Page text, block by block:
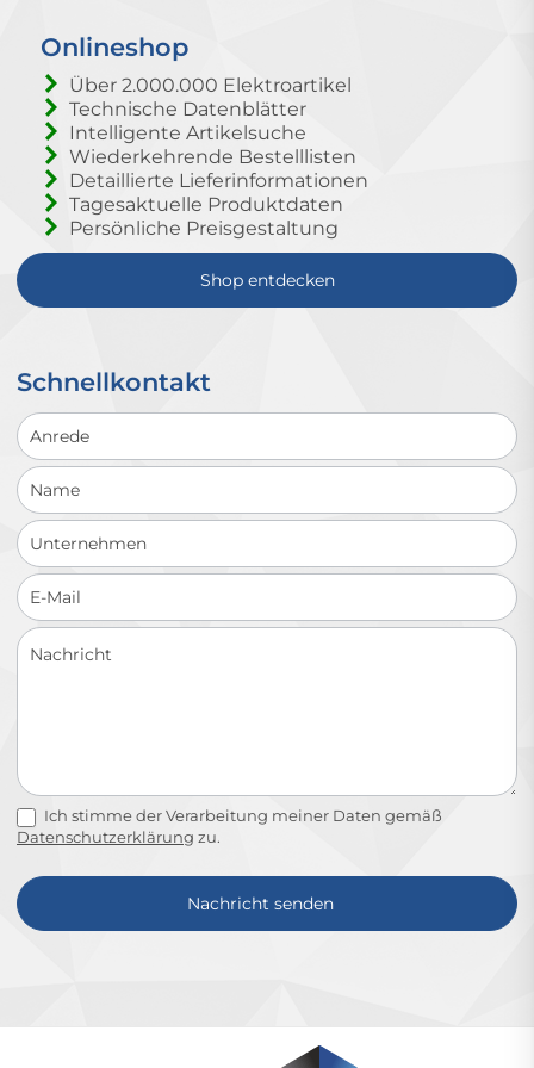
Onlineshop
Über 2.000.000 Elektroartikel
Technische Datenblätter
Intelligente Artikelsuche
Wiederkehrende Bestelllisten
Detaillierte Lieferinformationen
Tagesaktuelle Produktdaten
Persönliche Preisgestaltung
Shop entdecken
Schnellkontakt
Schnellkontakt
Ich stimme der Verarbeitung meiner Daten gemäß
Datenschutzerklärung zu.
Nachricht senden